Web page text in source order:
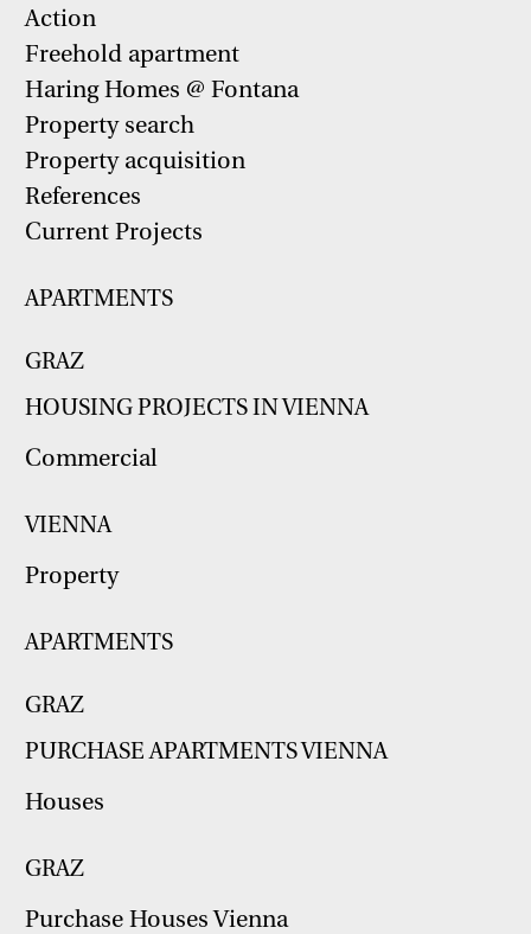
Action
Freehold apartment
Haring Homes @ Fontana
Property search
Property acquisition
References
Current Projects
APARTMENTS
GRAZ
HOUSING PROJECTS IN VIENNA
Commercial
VIENNA
Property
APARTMENTS
GRAZ
PURCHASE APARTMENTS VIENNA
Houses
GRAZ
Purchase Houses Vienna